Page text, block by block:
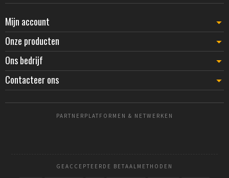
Mijn account
Onze producten
Ons bedrijf
Contacteer ons
PARTNERPLATFORMEN & NETWERKEN
GEACCEPTEERDE BETAALMETHODEN